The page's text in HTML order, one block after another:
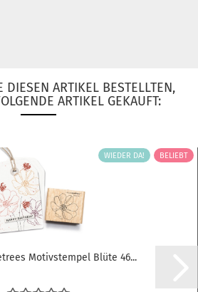
DIESEN ARTIKEL BESTELLTEN,
ARTIKEL GEKAUFT:
WIEDER DA! BELIEBT
Motivstempel Blüte 46...